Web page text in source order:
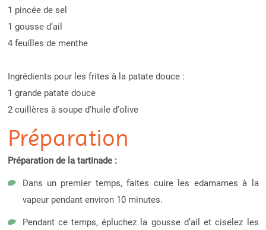
1 pincée de sel
1 gousse d’ail
4 feuilles de menthe
Ingrédients pour les frites à la patate douce :
1 grande patate douce
2 cuillères à soupe d'huile d'olive
Préparation
Préparation de la tartinade :
Dans un premier temps, faites cuire les edamames à la
vapeur pendant environ 10 minutes.
Pendant ce temps, épluchez la gousse d’ail et ciselez les